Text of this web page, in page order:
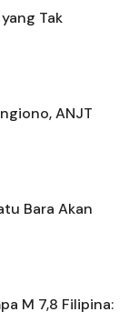
Tak
ANJT
Bara Akan
M 7,8 Filipina: